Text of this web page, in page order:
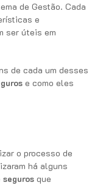
de Gestão. Cada
e
ser úteis em
de cada um desses
e como eles
o processo de
há alguns
que